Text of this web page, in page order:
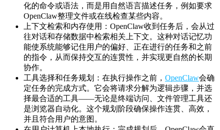
化的命令或语法，而是用自然语言描述任务，例如要求
OpenClaw整理文件或在线检查某些内容。
上下文检索和内存使用：OpenClaw收到任务后，会从过
往对话和存储数据中检索相关上下文。这种对话记忆功
能使系统能够记住用户的偏好、正在进行的任务和之前
的指令，从而保持交互的连贯性，并实现更自然的长期
协作。
工具选择和任务规划：在执行操作之前， OpenClaw会确
定任务的完成方式。它会将请求分解为逻辑步骤，并选
择最合适的工具——无论是终端访问、文件管理工具还
是浏览器自动化。这个规划阶段确保操作连贯、高效，
并且符合用户的意图。